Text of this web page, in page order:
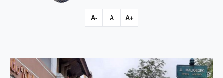
A- A A+